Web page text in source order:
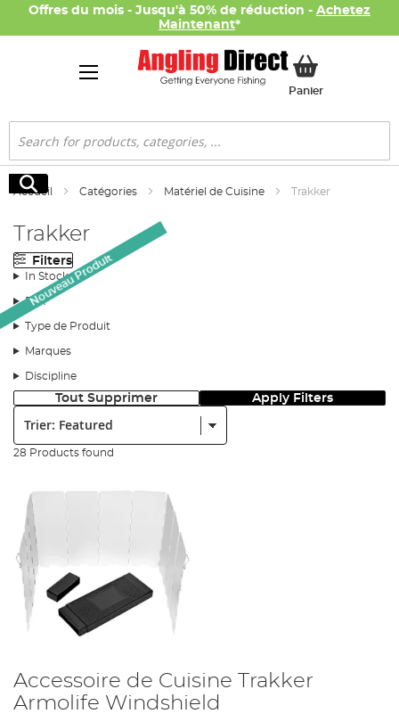
Offres du mois - Jusqu'à 50% de réduction - Achetez
Maintenant*
PanierMon panier
Rechercher
Rechercher
Accueil Catégories Matériel de Cuisine Trakker
Trakker
Filters
In Stock
Prix
Type de Produit
Marques
Discipline
Tout Supprimer Apply Filters
28 Products found
Accessoire de Cuisine Trakker
Armolife Windshield
Nouveau Produit